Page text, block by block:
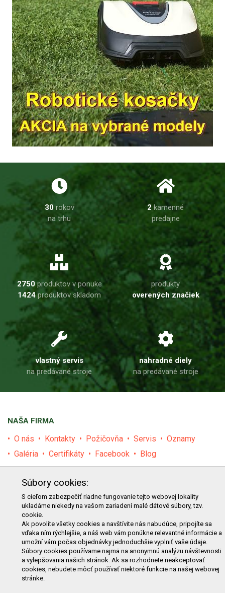
30rokov
na trhu
2 kamenné
predajne
2750produktov v ponuke
1424produktov skladom
produkty
overených značiek
vlastný servis
na predávané stroje
nahradné diely
na predávané stroje
NAŠA FIRMA
O nás Kontakty Požičovňa Servis
Oznamy
Galéria
Certifikáty Facebook Blog
E-shop Akcie Darčekové poukážky
Katalógy
Zľavy
Novinky Predávané značky
Bazár
Výzvy pre obce a firmy
NAKUPOVANIE
Obchodné podmienky
Cenník prepravy
Reklamačný poriadok
Súbory cookies:
S cieľom zabezpečiť riadne fungovanie tejto webovej lokality
ukladáme niekedy na vašom zariadení malé dátové súbory, tzv.
cookie.
Ak povolíte všetky cookies a navštívite nás nabudúce, pripojíte sa
vďaka ním rýchlejšie, a náš web vám ponúkne relevantné informácie a
umožní vám počas objednávky jednoduchšie vyplniť vaše údaje.
Súbory cookies používame najmä na anonymnú analýzu návštevnosti
a vylepšovania našich stránok. Ak sa rozhodnete neakceptovať
cookies, nebudete môcť používať niektoré funkcie na našej webovej
stránke.